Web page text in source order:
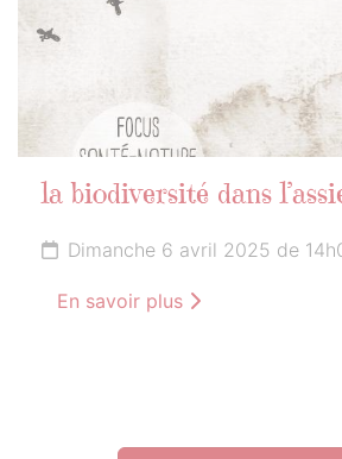
la biodiversité dans
Dimanche 6 avril 2025 de
En savoir plus